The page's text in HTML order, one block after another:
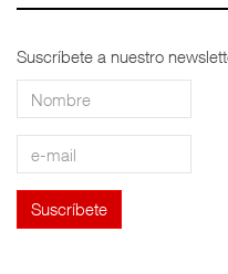
Suscríbete a nuestro